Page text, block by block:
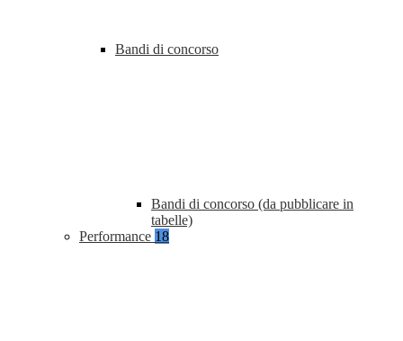
Bandi di concorso
Bandi di concorso (da pubblicare in
tabelle)
Performance 18